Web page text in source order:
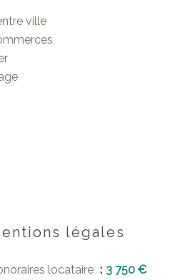
ville
légales
locataire
3 750 €